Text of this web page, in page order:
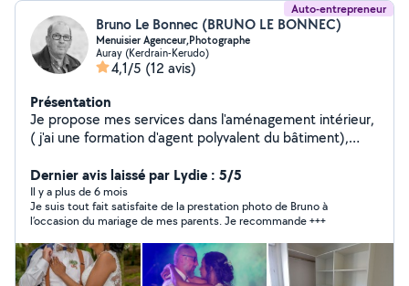
Auto-entrepreneur
Bruno Le Bonnec (BRUNO LE BONNEC)
Menuisier Agenceur,Photographe
Auray (Kerdrain-Kerudo)
4,1/5 (12 avis)
Présentation
Je propose mes services dans l'aménagement intérieur,
( j'ai une formation d'agent polyvalent du bâtiment),
évènements divers, portraits individuels ou famille...
Dernier avis laissé par Lydie : 5/5
Il y a plus de 6 mois
Je suis tout fait satisfaite de la prestation photo de Bruno à
l’occasion du mariage de mes parents. Je recommande +++